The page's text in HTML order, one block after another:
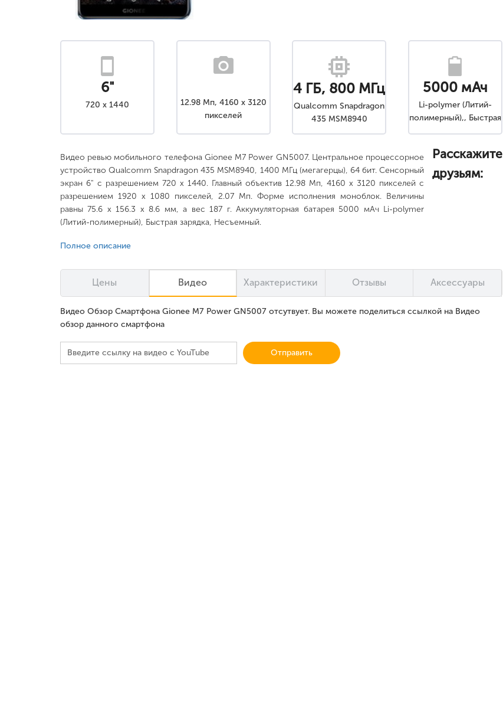
6"
720 x 1440
12.98 Мп, 4160 x 3120
пикселей
4 ГБ, 800 МГц
Qualcomm Snapdragon
435 MSM8940
5000 мАч
Li-polymer (Литий-
полимерный),, Быстрая
Видео ревью мобильного телефона Gionee M7 Power GN5007. Центральное процессорное
устройство Qualcomm Snapdragon 435 MSM8940, 1400 МГц (мегагерцы), 64 бит. Сенсорный
экран 6" с разрешением 720 x 1440. Главный объектив 12.98 Мп, 4160 x 3120 пикселей с
разрешением 1920 x 1080 пикселей, 2.07 Мп. Форме исполнения моноблок. Величины
равны 75.6 x 156.3 x 8.6 мм, а вес 187 г. Аккумуляторная батарея 5000 мАч Li-polymer
(Литий-полимерный), Быстрая зарядка, Несъемный.
Полное описание
Расскажите
друзьям:
Цены Видео Характеристики Отзывы Аксессуары
Видео Обзор Смартфона Gionee M7 Power GN5007 отсутвует. Вы можете поделиться ссылкой на Видео
обзор данного смартфона
Отправить